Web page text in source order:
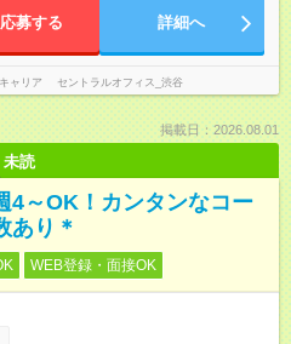
応募する 詳細へ
ャリア セントラルオフィス_渋谷
掲載日：2026.08.01
未読
4～OK！カンタンなコー
あり＊
WEB登録・面接OK